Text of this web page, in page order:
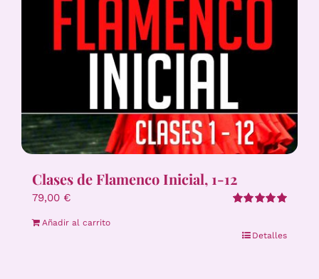
Clases de Flamenco Inicial, 1-12
79,00 €
Añadir al carrito
Detalles